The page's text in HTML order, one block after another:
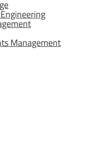
Management